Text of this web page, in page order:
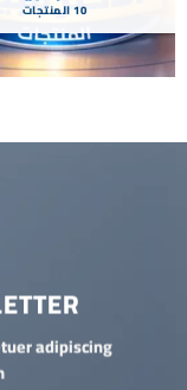
10 المنتجات
adipiscing